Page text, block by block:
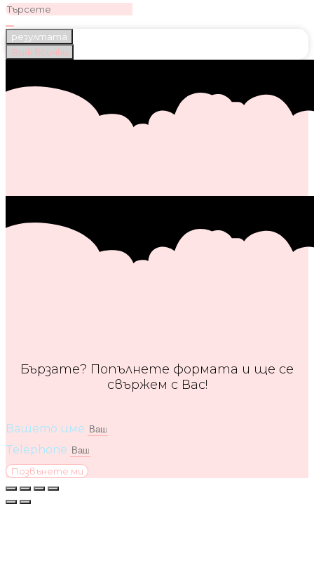
резултата
Виж всички
Бързате? Попълнете формата и ще се
свържем с Вас!
Вашето име
Telephone
Позвънете ми